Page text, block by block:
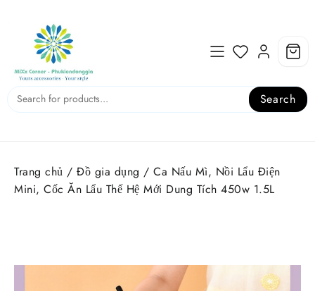
content
Search
Trang chủ / Đồ gia dụng / Ca Nấu Mì, Nồi Lẩu Điện
Mini, Cốc Ăn Lẩu Thế Hệ Mới Dung Tích 450w 1.5L